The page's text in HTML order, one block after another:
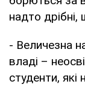
надто
- Величезна
владі –
студенти,